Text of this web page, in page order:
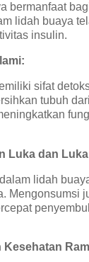
bermanfaat
lidah buaya
insulin.
sifat
tubuh
Luka dan
lidah
Mengonsumsi
Kesehatan